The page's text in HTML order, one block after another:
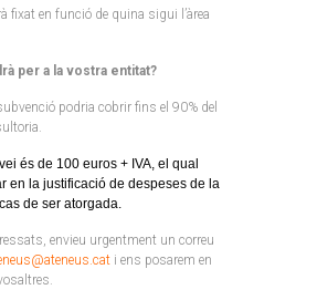
fixat en funció de quina sigui l’àrea
per a la vostra entitat?
podria cobrir fins el 90% del
és de 100 euros + IVA, el qual
en la justificació de despeses de la
de ser atorgada.
envieu urgentment un correu
i ens posarem en